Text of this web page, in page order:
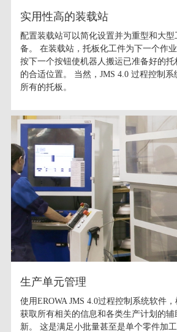
实用性高的装载站
配置装载站可以简化设置并为重型和大
备。 在装载站，托板化工件为下一个作
按下一个按钮使机器人搬运已准备好的
的合适位置。 当然，JMS 4.0 过程控制
所有的托板。
生产单元管理
使用EROWA JMS 4.0过程控制系统软件
获取所有相关的信息和各类生产计划的
新。 这是满足小批量甚至是单个零件加